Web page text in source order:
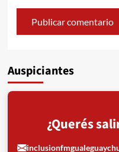
Auspiciantes
¿Querés